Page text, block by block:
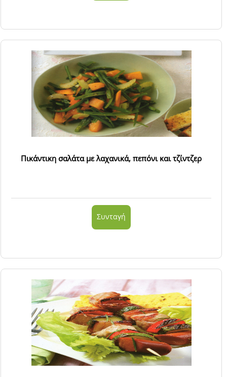
Πικάντικη σαλάτα με λαχανικά, πεπόνι και τζίντζερ
Συνταγή